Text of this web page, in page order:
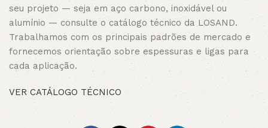
seu projeto — seja em aço carbono, inoxidável ou
alumínio — consulte o catálogo técnico da LOSAND.
Trabalhamos com os principais padrões de mercado e
fornecemos orientação sobre espessuras e ligas para
cada aplicação.
VER CATÁLOGO TÉCNICO